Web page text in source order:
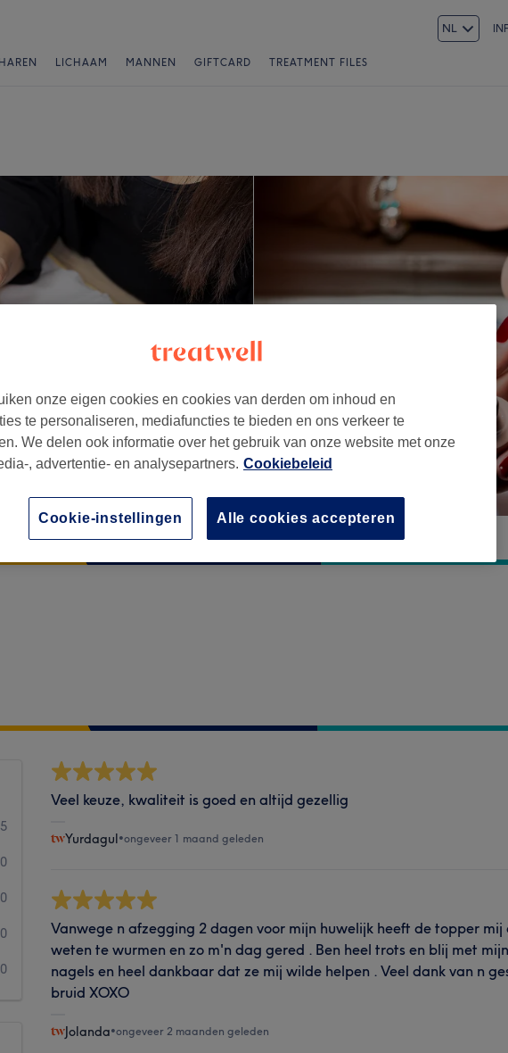
NL
LICHAAM MANNEN GIFTCARD TREATMENT FILES
0
0
0
0
Veel keuze, kwaliteit is goed en altijd gezellig
Yurdagul•ongeveer 1 maand geleden
Vanwege n afzegging 2 dagen voor mijn huwelijk heeft de topper mij
weten te wurmen en zo m'n dag gered . Ben heel trots en blij met
nagels en heel dankbaar dat ze mij wilde helpen . Veel dank van n
bruid XOXO
Jolanda•ongeveer 2 maanden geleden
onze eigen cookies en cookies van derden om inhoud en
te personaliseren, mediafuncties te bieden en ons verkeer te
We delen ook informatie over het gebruik van onze website met onze
, advertentie- en analysepartners. Cookiebeleid
Alle cookies accepteren
Cookie-instellingen